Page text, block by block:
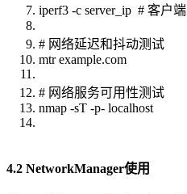
iperf3 -c server_ip # 客户端
# 网络延迟和抖动测试
mtr example.com
# 网络服务可用性测试
nmap -sT -p- localhost
4.2 NetworkManager使用